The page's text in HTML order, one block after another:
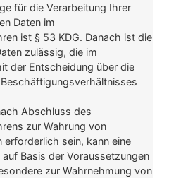
für die Verarbeitung Ihrer
Daten im
ist § 53 KDG. Danach ist die
zulässig, die im
der Entscheidung über die
Abschluss des
zur Wahrung von
erforderlich sein, kann eine
Basis der Voraussetzungen
zur Wahrnehmung von